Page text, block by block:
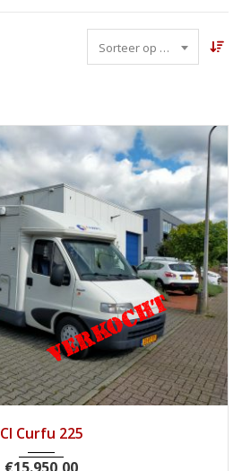
Sorteer op datum
CI Curfu 225
€15.950,00